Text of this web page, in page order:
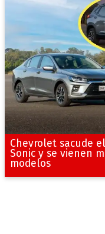
Chevrolet sacude
Sonic y se vienen
modelos